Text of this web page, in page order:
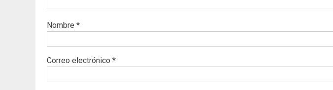
Nombre *
Correo electrónico *